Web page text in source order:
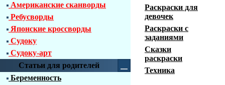
Американские сканворды
Ребусворды
Японские кроссворды
Судоку
Судоку-арт
Статьи для родителей
Беременность
Раскраски для
девочек
Раскраски с
заданиями
Сказки
раскраски
Техника